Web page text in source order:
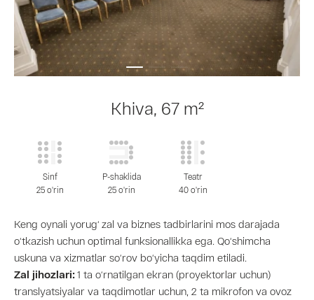
Khiva, 67 m²
Sinf
25 o'rin
P-shaklida
25 o'rin
Teatr
40 o'rin
Keng oynali yorug‘ zal va biznes tadbirlarini mos darajada
o‘tkazish uchun optimal funksionallikka ega. Qo‘shimcha
uskuna va xizmatlar so‘rov bo‘yicha taqdim etiladi.
Zal jihozlari:1 ta o‘rnatilgan ekran (proyektorlar uchun)
translyatsiyalar va taqdimotlar uchun, 2 ta mikrofon va ovoz